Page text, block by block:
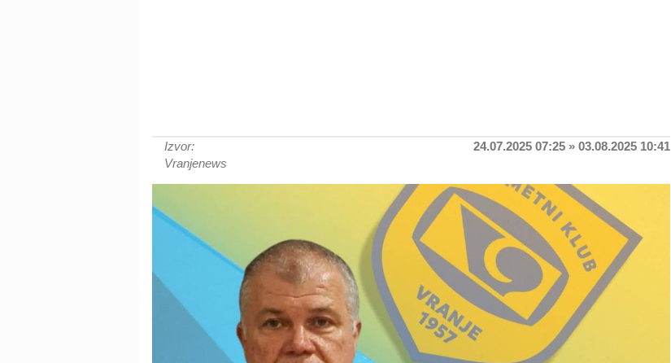
Izvor:
Vranjenews
24.07.2025 07:25 » 03.08.2025 10:41